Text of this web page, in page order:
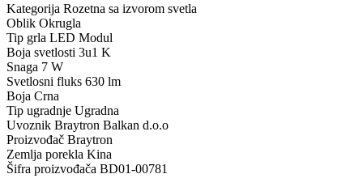
Kategorija Rozetna sa izvorom svetla
Oblik Okrugla
Tip grla LED Modul
Boja svetlosti 3u1 K
Snaga 7 W
Svetlosni fluks 630 lm
Boja Crna
Tip ugradnje Ugradna
Uvoznik Braytron Balkan d.o.o
Proizvođač Braytron
Zemlja porekla Kina
Šifra proizvođača BD01-00781